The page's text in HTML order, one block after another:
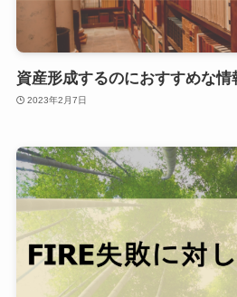
資産形成するのにおすすめな情
2023年2月7日